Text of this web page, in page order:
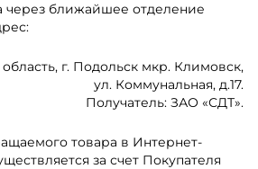
через ближайшее отделение
область, г. Подольск мкр. Климовск,
ул. Коммунальная, д.17.
Получатель: ЗАО «СДТ».
товара в Интернет-
за счет Покупателя